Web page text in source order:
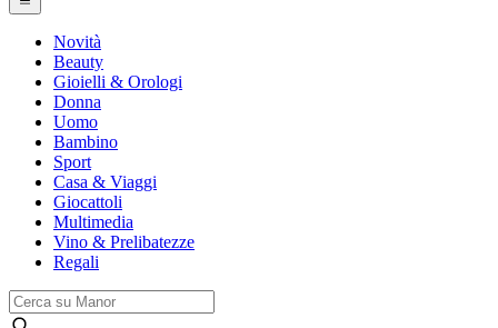
Novità
Beauty
Gioielli & Orologi
Donna
Uomo
Bambino
Sport
Casa & Viaggi
Giocattoli
Multimedia
Vino & Prelibatezze
Regali